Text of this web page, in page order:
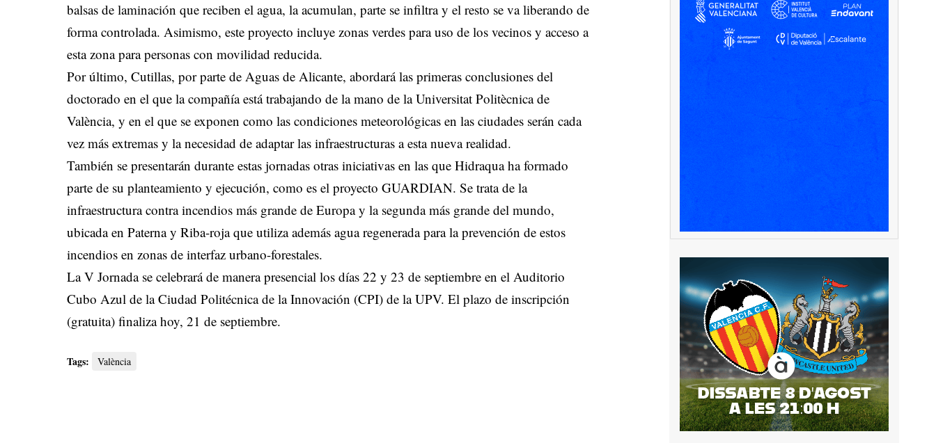
balsas de laminación que reciben el agua, la acumulan, parte se infiltra y el resto se va liberando de
forma controlada. Asimismo, este proyecto incluye zonas verdes para uso de los vecinos y acceso a
esta zona para personas con movilidad reducida.
Por último, Cutillas, por parte de Aguas de Alicante, abordará las primeras conclusiones del
doctorado en el que la compañía está trabajando de la mano de la Universitat Politècnica de
València, y en el que se exponen como las condiciones meteorológicas en las ciudades serán cada
vez más extremas y la necesidad de adaptar las infraestructuras a esta nueva realidad.
También se presentarán durante estas jornadas otras iniciativas en las que Hidraqua ha formado
parte de su planteamiento y ejecución, como es el proyecto GUARDIAN. Se trata de la
infraestructura contra incendios más grande de Europa y la segunda más grande del mundo,
ubicada en Paterna y Riba-roja que utiliza además agua regenerada para la prevención de estos
incendios en zonas de interfaz urbano-forestales.
La V Jornada se celebrará de manera presencial los días 22 y 23 de septiembre en el Auditorio
Cubo Azul de la Ciudad Politécnica de la Innovación (CPI) de la UPV. El plazo de inscripción
(gratuita) finaliza hoy, 21 de septiembre.
Tags: València